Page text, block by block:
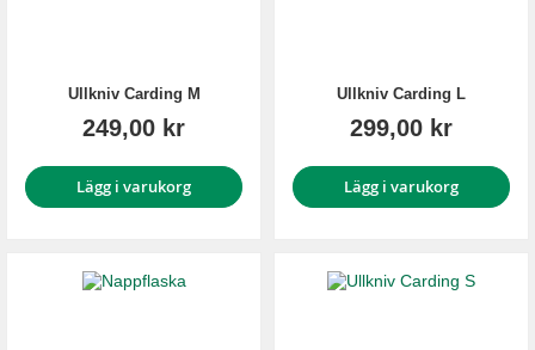
Ullkniv Carding M
249,00 kr
Lägg i varukorg
Ullkniv Carding L
299,00 kr
Lägg i varukorg